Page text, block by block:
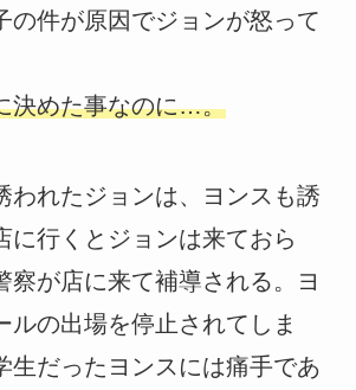
の件が原因でジョンが怒って
決めた事なのに…。
われたジョンは、ヨンスも誘
に行くとジョンは来ておら
察が店に来て補導される。ヨ
ルの出場を停止されてしま
生だったヨンスには痛手であ